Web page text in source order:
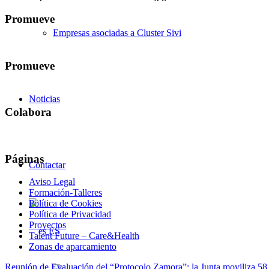
Empresas asociadas a Cluster Sivi
Noticias
Contactar
ES
Promueve
Promueve
Colabora
Páginas
Aviso Legal
Formación-Talleres
Política de Cookies
Política de Privacidad
Proyectos
Talent Future – Care&Health
Zonas de aparcamiento